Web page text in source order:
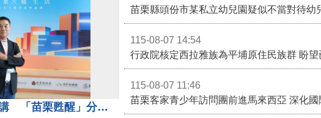
苗栗縣長鍾東錦受邀演講 「苗栗甦醒」分享近年轉變
苗栗縣頭份市某私立幼兒園疑似不當對待幼
115-08-07 14:54
115-08-07 11:46
苗栗客家青少年訪問團前進馬來西亞 深化